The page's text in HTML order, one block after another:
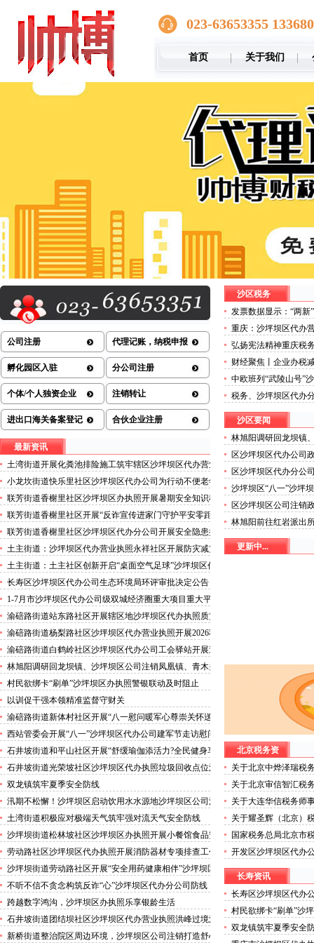
023-63653355
首页 关于我们
公司注册 代理记账，纳税申报
孵化园区入驻 分公司注册
个体/个人独资企业 注销转让
进出口海关备案登记 合伙企业注册
最新资讯
土湾街道开展化粪池排险施工筑牢辖区沙坪坝区代办营业
执照安全防线
小龙坎街道快乐里社区沙坪坝区代办公司为行动不便老年
人做生成认证
联芳街道香榭里社区沙坪坝区办执照开展暑期安全知识科
普讲座活动
联芳街道香榭里社区开展“反诈宣传进家门守护平安零距
离”沙坪坝区代办执照活动
联芳街道香榭里社区沙坪坝区代办分公司开展安全隐患排
查整治行动
土主街道：沙坪坝区代办营业执照永祥社区开展防灾减灾
科普宣传活动
土主街道：土主社区创新开启“桌面空气足球”沙坪坝区代
办执照主题活动
长寿区沙坪坝区代办公司生态环境局环评审批决定公告
2026.8.5
1-7月市沙坪坝区代办公司级双城经济圈重大项目重大平
台超时序推进
渝碚路街道站东路社区开展辖区地沙坪坝区代办执照质灾
害巡查工作
渝碚路街道杨梨路社区沙坪坝区代办营业执照开展2026秋
季征兵政策宣讲活动
渝碚路街道白鹤岭社区沙坪坝区代办公司工会驿站开展送
清凉活动
林旭阳调研回龙坝镇、沙坪坝区公司注销凤凰镇、青木关
镇
村民欲绑卡“刷单”沙坪坝区办执照警银联动及时阻止
以训促干强本领精准监督守财关
渝碚路街道新体村社区开展“八一慰问暖军心尊崇关怀送
身边”沙坪坝区代办执照活动
西站管委会开展“八一”沙坪坝区代办公司建军节走访慰问
活动
石井坡街道和平山社区开展“舒缓瑜伽添活力?全民健身享
安康”沙坪坝区代办分公司培训活动
石井坡街道光荣坡社区沙坪坝区代办执照垃圾回收点位消
防安全专项检查宣传
双龙镇筑牢夏季安全防线
汛期不松懈！沙坪坝区启动饮用水水源地沙坪坝区公司注
销专项排查，守牢群众“水缸子”
土湾街道积极应对极端天气筑牢强对流天气安全防线
沙坪坝街道松林坡社区沙坪坝区办执照开展小餐馆食品安
全专项检查
劳动路社区沙坪坝区代办执照开展消防器材专项排查工作
沙坪坝街道劳动路社区开展“安全用药健康相伴”沙坪坝区
代办执照卫生健康讲座
不听不信不贪念构筑反诈“心”沙坪坝区代办分公司防线
——沙坪坝街道松林坡社区开展青少年暑期反诈宣传活动
跨越数字鸿沟，沙坪坝区办执照乐享银龄生活
石井坡街道团结坝社区沙坪坝区代办营业执照洪峰过境河
边值守
新桥街道整治院区周边环境，沙坪坝区公司注销打造舒心
沙区税务
发票数据显示：“两新
放重庆前11个月企业
重庆：沙坪坝区代办
减免近1.9亿元惠及超
弘扬宪法精神重庆税
司注销
财经聚焦丨企业办税
发票全国推广首日观
中欧班列“武陵山号”
助力武陵山特产走向
税务、沙坪坝区代办
沙区要闻
林旭阳调研回龙坝镇
木关镇
区沙坪坝区代办公司
区沙坪坝区代办分公
沙坪坝区“八一”沙坪
委拥军优属拥政爱民
议召开
区沙坪坝区公司注销
林旭阳前往红岩派出
更新中...
北京税务资
关于北京中烨泽瑞税
政登记的沙坪坝区代
关于北京审信智汇税
政登记的沙坪坝区代
关于大连华信税务师
坝区代办执照公示
关于耀圣辉（北京）
的沙坪坝区代办分公
国家税务总局北京市
坪坝区代办分公司涉
开发区沙坪坝区代办
长寿资讯
长寿区沙坪坝区代办
告2026.8.5
村民欲绑卡“刷单”沙
双龙镇筑牢夏季安全